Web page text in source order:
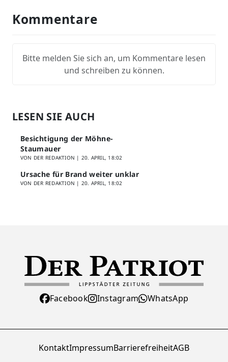
Kommentare
Bitte melden Sie sich an, um Kommentare lesen
und schreiben zu können.
LESEN SIE AUCH
Besichtigung der Möhne-
Staumauer
VON DER REDAKTION | 20. APRIL, 18:02
Ursache für Brand weiter unklar
VON DER REDAKTION | 20. APRIL, 18:02
Facebook Instagram WhatsApp
KontaktImpressumBarrierefreiheitAGB